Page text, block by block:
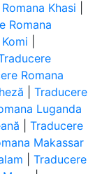
Khasi
Romana
Romana
|Traducere
Luganda
|Traducere
Makassar
|Traducere